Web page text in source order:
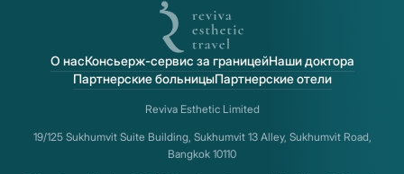
О насКонсьерж-сервис за границейНаши доктора
Партнерские больницыПартнерские отели
Reviva Esthetic Limited
19/125 Sukhumvit Suite Building, Sukhumvit 13 Alley, Sukhumvit Road,
Bangkok 10110